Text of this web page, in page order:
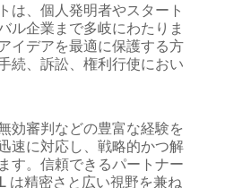
は、個人発明者やスタート
ル企業まで多岐にわたりま
イデアを最適に保護する方
続、訴訟、権利行使におい
効審判などの豊富な経験を
速に対応し、戦略的かつ解
す。信頼できるパートナー
は精密さと広い視野を兼ね